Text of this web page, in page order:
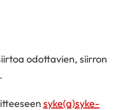
odottavien, siirron
syke(a)syke-